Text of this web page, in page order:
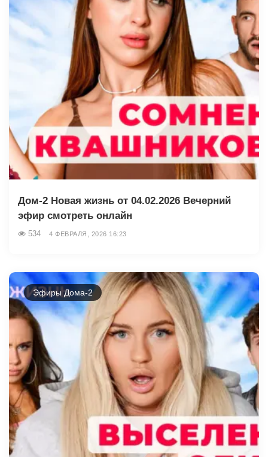
Дом-2 Новая жизнь от 04.02.2026 Вечерний
эфир смотреть онлайн
534 4 ФЕВРАЛЯ, 2026 16:23
Эфиры Дома-2